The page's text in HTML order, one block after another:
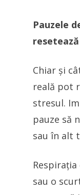
Pauzele
Chiar și
reală pot
stresul.
pauze să
sau în alt
sau o